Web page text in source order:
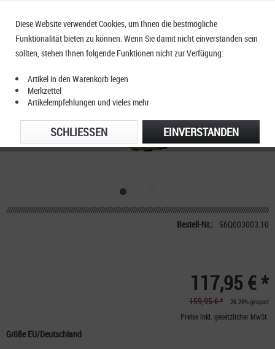
La Sportiva Prodigio
Bestell-Nr.: 56Q003003.10
117,95 € *
159,95 € * 26.26% gespart
Preise inkl. gesetzlicher MwSt.
Größe EU/Deutschland
Diese Website verwendet Cookies, um Ihnen die bestmögliche
Funktionalität bieten zu können. Wenn Sie damit nicht einverstanden sein
sollten, stehen Ihnen folgende Funktionen nicht zur Verfügung:
Artikel in den Warenkorb legen
Merkzettel
Artikelempfehlungen und vieles mehr
EINVERSTANDEN
SCHLIESSEN